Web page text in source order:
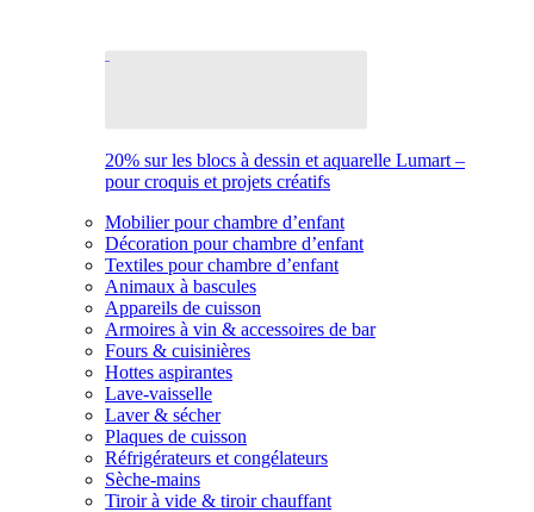
20% sur les blocs à dessin et aquarelle Lumart –
pour croquis et projets créatifs
Mobilier pour chambre d’enfant
Décoration pour chambre d’enfant
Textiles pour chambre d’enfant
Animaux à bascules
Appareils de cuisson
Armoires à vin & accessoires de bar
Fours & cuisinières
Hottes aspirantes
Lave-vaisselle
Laver & sécher
Plaques de cuisson
Réfrigérateurs et congélateurs
Sèche-mains
Tiroir à vide & tiroir chauffant